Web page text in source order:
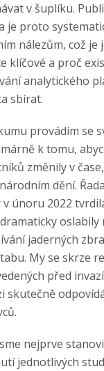
v šuplíku.
je proto
nálezům, což je
klíčové a proč
analytického
sbírat.
provádím se
k tomu,
změnily v
dění.
únoru 2022
oslabily
jaderných
My se skrze
před
skutečně
nejprve
jednotlivých